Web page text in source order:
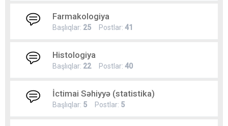
Farmakologiya
Başlıqlar: 25 Postlar: 41
Histologiya
Başlıqlar: 22Postlar: 40
İctimai Səhiyyə (statistika)
Başlıqlar: 5 Postlar: 5